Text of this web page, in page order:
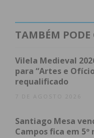
participação de
em Pares de Dança
No total, Portugal
Cup com um total de
TAMBÉM PODE
Vilela Medieval
para “Artes e
requalificado
7 DE AGOSTO 2026
Santiago Mesa
Campos fica em